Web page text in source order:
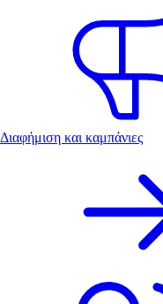
Διαφήμιση και καμπάνιες